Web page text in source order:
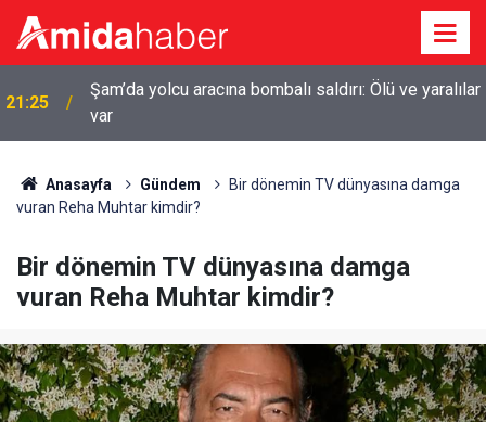
21:25
Şam’da yolcu aracına bombalı saldırı: Ölü ve yaralılar
var
Anasayfa Gündem
Bir dönemin TV dünyasına damga
vuran Reha Muhtar kimdir?
Bir dönemin TV dünyasına damga
vuran Reha Muhtar kimdir?